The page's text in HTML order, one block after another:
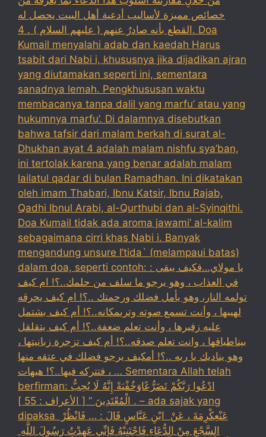
خصائص مميزة لأساليب أدعية أهل البيت يحصل له
القطع بأنه صادرٌ عنهم ( عليهم السلام ) . 4. Doa
Kumail menyalahi adab dan kaedah Harus
tsabit dari Nabi i, khususnya jika dijadikan ajran
yang diutamakan seperti ini, sementara
sanadnya lemah. Pengkhususan waktu
membacanya tanpa dalil yang marfu’ atau yang
hukumnya marfu’. Di dalamnya disebutkan
bahwa tafsir dari malam berkah di surat al-
Dhukhan ayat 4 adalah malam nishfu sya’ban,
ini tertolak karena yang benar adalah malam
lailatul qadar di bulan Ramadhan. Ini dikatakan
oleh imam Thabari, Ibnu Katsir, Ibnu Rajab,
Qadhi Ibnul Arabi, al-Qurthubi dan al-Syinqithi.
Doa Kumail tidak ada aroma jawami’ al-kalim
sebagaimana cirri khas Nabi i. Banyak
mengandung unsure I’tida` (melampaui batas)
dalam doa, seperti contoh: : يا مولاي…فكيف يبقى
في العذاب ، وهو يرجو ما سلف من حلمك..؟! ام كيف
تولمه النار، وهو يأمل فضلك ورحمتك ..؟! ام كيف يحرقه
لهيبها ، وأنت تسمع صوته وترىمكانه..؟! أم كيف بشتمل
عليه زفيرها ، وأنت تعلم ضعفة..؟! أم كيف يتقلقل
بيناطباقها ، وانت تعلم صدقه..؟! أم كيف تزجرة زبانيتها ،
وهو يناديك يا ربه ..؟! أمكيف يرجو فضلك في عتقه منها
، فتتركه فيها..؟! هيهات … Sementara Allah telah
berfirman: ادْعُوا رَبَّكُمْ تَضَرُّعًاوَخُفْيَةً إِنَّهُ لَا يُحِبُّ
الْمُعْتَدِينَ ” [ الأعراف : 55 ] . – ada sajak yang
dipaksa ‏عَنْ‏‏عِكْرِمَةَ ‏، ‏عَنْ ‏ ‏ابْنِ عَبَّاسٍ ‏‏قَالَ : … فَانْظُرْ ‏‏
السَّجْعَ ‏‏مِنْ الدُّعَاءِ فَاجْتَنِبْهُ فَإِنِّي عَهِدْتُ رَسُولَ اللَّهِ ‏